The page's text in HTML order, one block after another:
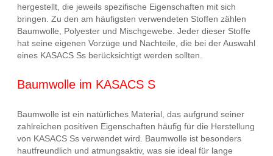
hergestellt, die jeweils spezifische Eigenschaften mit sich
bringen. Zu den am häufigsten verwendeten Stoffen zählen
Baumwolle, Polyester und Mischgewebe. Jeder dieser Stoffe
hat seine eigenen Vorzüge und Nachteile, die bei der Auswahl
eines KASACS Ss berücksichtigt werden sollten.
Baumwolle im KASACS S
Baumwolle ist ein natürliches Material, das aufgrund seiner
zahlreichen positiven Eigenschaften häufig für die Herstellung
von KASACS Ss verwendet wird. Baumwolle ist besonders
hautfreundlich und atmungsaktiv, was sie ideal für lange